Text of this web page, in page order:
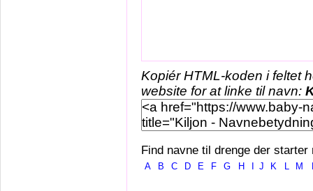
Kopiér HTML-koden i feltet
website for at linke til navn:
Find navne til drenge der starter
A B C D E F G H J K L M